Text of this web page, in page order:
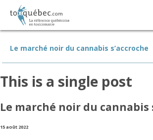
Le marché noir du cannabis s’accroche
This is a single post
Le marché noir du cannabis
15 août 2022